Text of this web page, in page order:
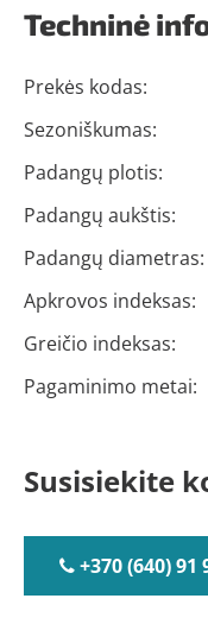
Techninė
Prekės kodas:
Sezoniškumas:
Padangų plotis:
Padangų aukštis:
Padangų diametras:
Apkrovos indeksas:
Greičio indeksas:
Pagaminimo metai:
Susisiekite
+370 (640) 91